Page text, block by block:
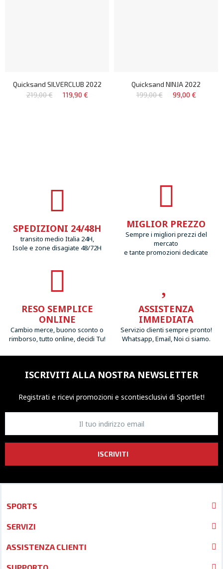
Quicksand SILVERCLUB 2022
219,00 €
119,90 €
Quicksand NINJA 2022
199,00 €
99,00 €
SPEDIZIONI 24/48H
transito medio Italia 24H,
Isole e zone disagiate 48/72H
MIGLIOR PREZZO
Sempre i migliori prezzi del
mercato
e tante promozioni dedicate
RESO SEMPLICE
ONLINE
Cambio merce, buono sconto o
rimborso, tutto online, decidi Tu!
ASSISTENZA
IMMEDIATA
Servizio clienti sempre pronto!
Whatsapp, Email, Noi ci siamo.
ISCRIVITI ALLA NOSTRA NEWSLETTER
Registrati e ricevi promozioni e scontiesclusivi di Sportlet!
ISCRIVITI
SPORTS
SERVIZI
ASSISTENZA CLIENTI